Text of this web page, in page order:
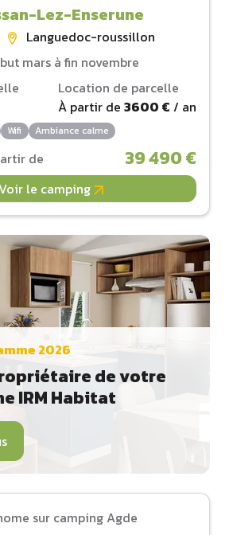
Lez-Enserune
Languedoc-roussillon
mars à fin novembre
Location de parcelle
À partir de 3600 € / an
Wifi Ambiance calme
de 39 490 €
Voir le camping
2026
de votre
IRM Habitat